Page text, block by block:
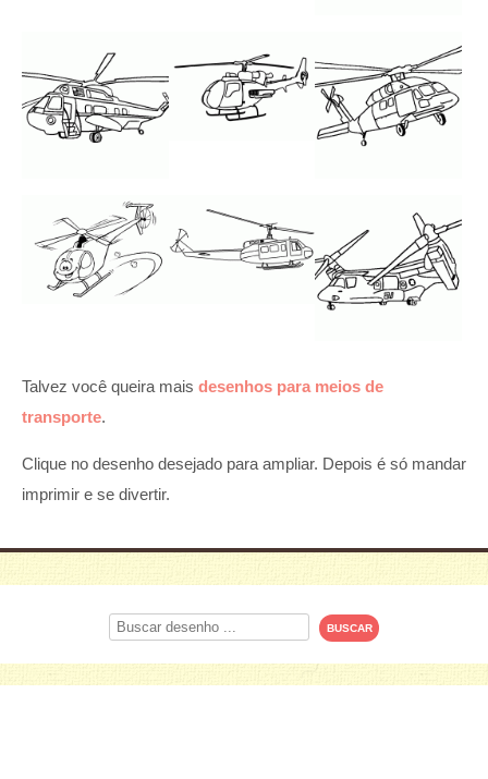
Talvez você queira mais desenhos para meios de
transporte.
Clique no desenho desejado para ampliar. Depois é só mandar
imprimir e se divertir.
Procurar